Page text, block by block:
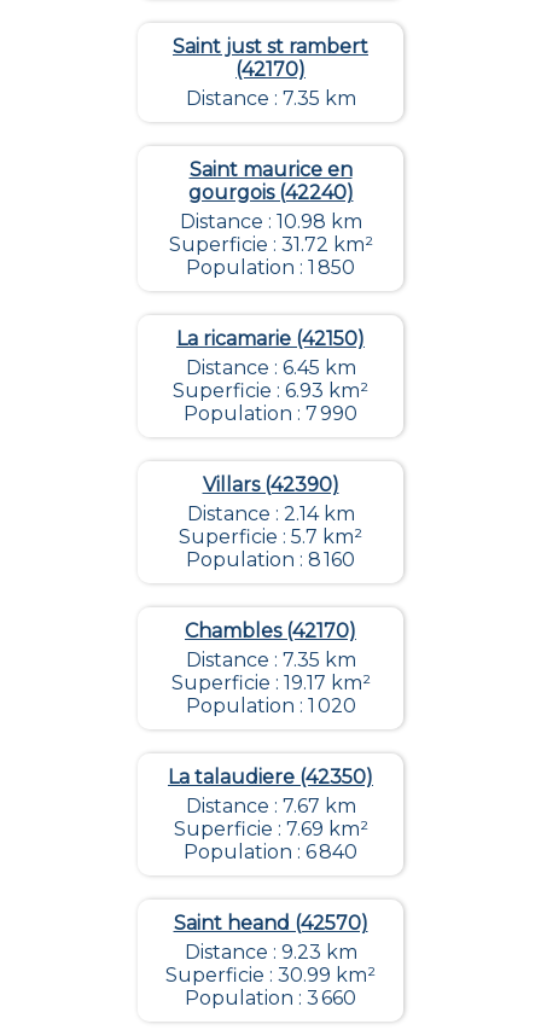
Saint just st rambert
(42170)
Distance : 7.35 km
Saint maurice en
gourgois (42240)
Distance : 10.98 km
Superficie : 31.72 km²
Population : 1 850
La ricamarie (42150)
Distance : 6.45 km
Superficie : 6.93 km²
Population : 7 990
Villars (42390)
Distance : 2.14 km
Superficie : 5.7 km²
Population : 8 160
Chambles (42170)
Distance : 7.35 km
Superficie : 19.17 km²
Population : 1 020
La talaudiere (42350)
Distance : 7.67 km
Superficie : 7.69 km²
Population : 6 840
Saint heand (42570)
Distance : 9.23 km
Superficie : 30.99 km²
Population : 3 660